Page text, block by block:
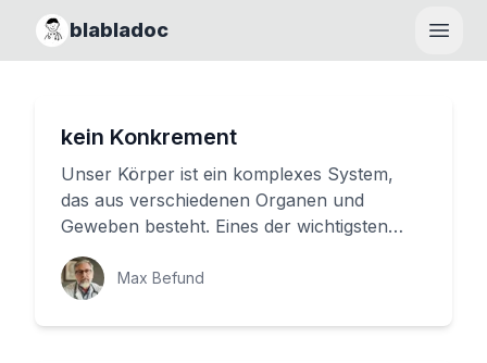
blabladoc
kein Konkrement
Unser Körper ist ein komplexes System,
das aus verschiedenen Organen und
Geweben besteht. Eines der wichtigsten
Organe unseres Körpers sind die Hohlor...
Max Befund